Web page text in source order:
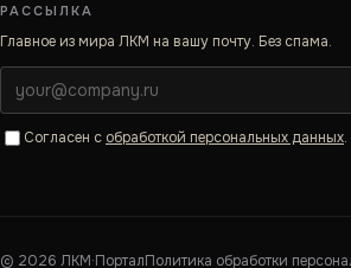
РАССЫЛКА
Главное из мира ЛКМ на вашу почту. Без спама.
Согласен с обработкой персональных данных.
© 2026 ЛКМ·ПорталПолитика обработки